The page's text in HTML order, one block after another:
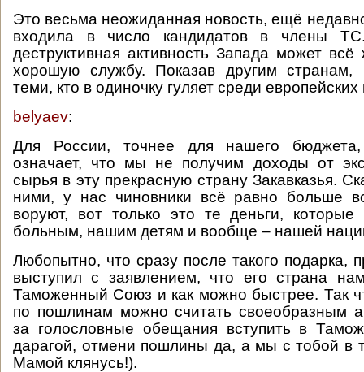
Это весьма неожиданная новость, ещё
входила в число кандидатов в члены
деструктивная активность Запада может
хорошую службу. Показав другим странам,
теми, кто в одиночку гуляет среди европейских
belyaev:
Для России, точнее для нашего
означает, что мы не получим доходы от
сырья в эту прекрасную страну Закавказья.
ними, у нас чиновники всё равно больше
воруют, вот только это те деньги,
больным, нашим детям и вообще – нашей
Любопытно, что сразу после такого подарка,
выступил с заявлением, что его страна
Таможенный Союз и как можно быстрее. Так
по пошлинам можно считать своеобразным
за голословные обещания вступить в
дарагой, отмени пошлины да, а мы с тобой в
Мамой клянусь!).